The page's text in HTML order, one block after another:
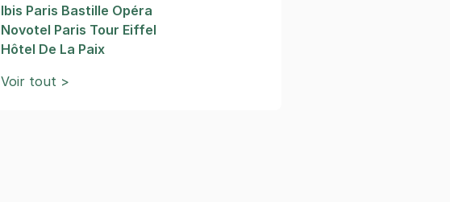
Ibis Paris Bastille Opéra
Novotel Paris Tour Eiffel
Hôtel De La Paix
Voir tout >